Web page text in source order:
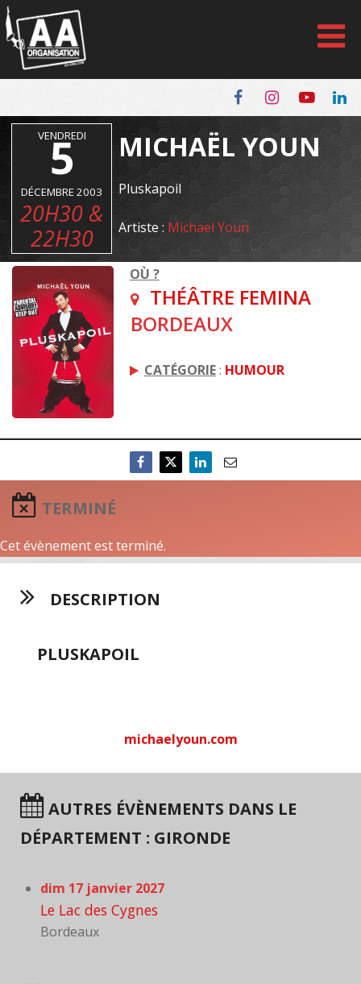
Panneau de gestion des cookies
VENDREDI
5
DÉCEMBRE 2003
20H30 &
22H30
MICHAËL YOUN
Pluskapoil
Artiste : Michael Youn
OÙ ?
THÉÂTRE FEMINA
BORDEAUX
CATÉGORIE: HUMOUR
TERMINÉ
Cet évènement est terminé.
DESCRIPTION
PLUSKAPOIL
michaelyoun.com
AUTRES ÉVÈNEMENTS DANS LE
DÉPARTEMENT : GIRONDE
dim 17 janvier 2027
Le Lac des Cygnes
Bordeaux